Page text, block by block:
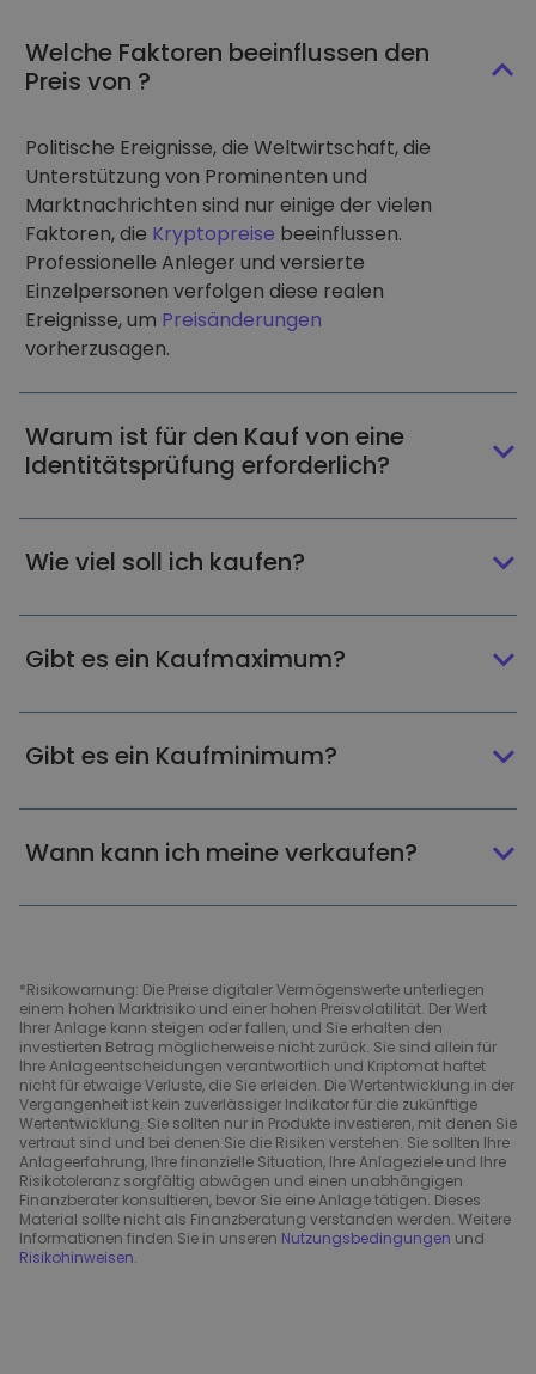
Welche Faktoren beeinflussen den
Preis von ?
Politische Ereignisse, die Weltwirtschaft, die
Unterstützung von Prominenten und
Marktnachrichten sind nur einige der vielen
Faktoren, die Kryptopreise beeinflussen.
Professionelle Anleger und versierte
Einzelpersonen verfolgen diese realen
Ereignisse, um Preisänderungen
vorherzusagen.
Warum ist für den Kauf von eine
Identitätsprüfung erforderlich?
Wie viel soll ich kaufen?
Gibt es ein Kaufmaximum?
Gibt es ein Kaufminimum?
Wann kann ich meine verkaufen?
*Risikowarnung: Die Preise digitaler Vermögenswerte unterliegen
einem hohen Marktrisiko und einer hohen Preisvolatilität. Der Wert
Ihrer Anlage kann steigen oder fallen, und Sie erhalten den
investierten Betrag möglicherweise nicht zurück. Sie sind allein für
Ihre Anlageentscheidungen verantwortlich und Kriptomat haftet
nicht für etwaige Verluste, die Sie erleiden. Die Wertentwicklung in der
Vergangenheit ist kein zuverlässiger Indikator für die zukünftige
Wertentwicklung. Sie sollten nur in Produkte investieren, mit denen Sie
vertraut sind und bei denen Sie die Risiken verstehen. Sie sollten Ihre
Anlageerfahrung, Ihre finanzielle Situation, Ihre Anlageziele und Ihre
Risikotoleranz sorgfältig abwägen und einen unabhängigen
Finanzberater konsultieren, bevor Sie eine Anlage tätigen. Dieses
Material sollte nicht als Finanzberatung verstanden werden. Weitere
Informationen finden Sie in unseren Nutzungsbedingungen und
Risikohinweisen.